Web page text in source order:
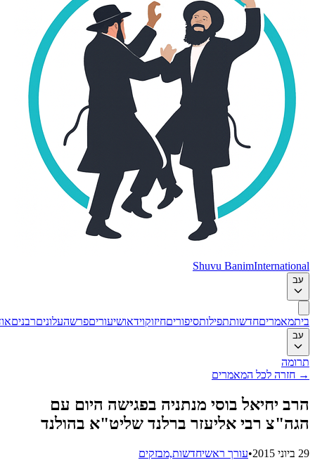
Shuvu Banim
מאמריםחדשותתפילותסיפוריםחיזוקוידאושיעוריםפרשהעלוניםרבניםאודות
חזרה לכל המאמרים
יחיאל בוסי מנתניה בפגישה היום עם
רבי אליעזר ברלנד שליט"א בהולנד
•עורך ראשיחדשות,מבזקים